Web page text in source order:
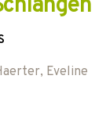
, Eveline